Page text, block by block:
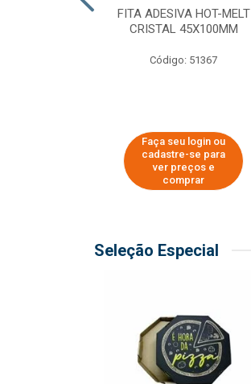
FITA ADESIVA HOT-MELT
CRISTAL 45X100MM
Código: 51367
Faça seu login ou
cadastre-se para
ver preços e
comprar
Seleção Especial